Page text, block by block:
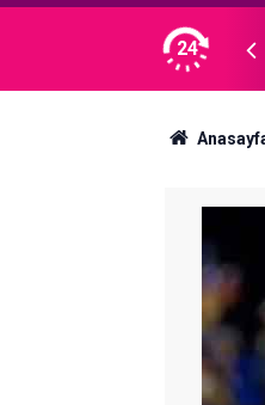
24
BABAYA ZİNA